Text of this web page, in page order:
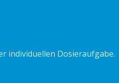
individuellen Dosieraufgabe.